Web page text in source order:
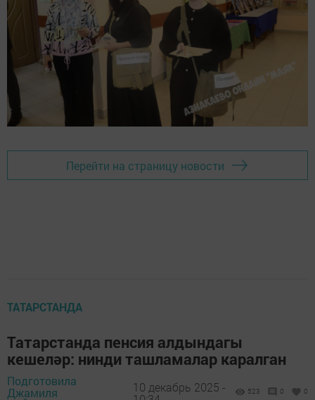
Перейти на страницу новости
ТАТАРСТАНДА
Татарстанда пенсия алдындагы
кешеләр: нинди ташламалар каралган
Подготовила
Джамиля
10 декабрь 2025 -
523 0 0